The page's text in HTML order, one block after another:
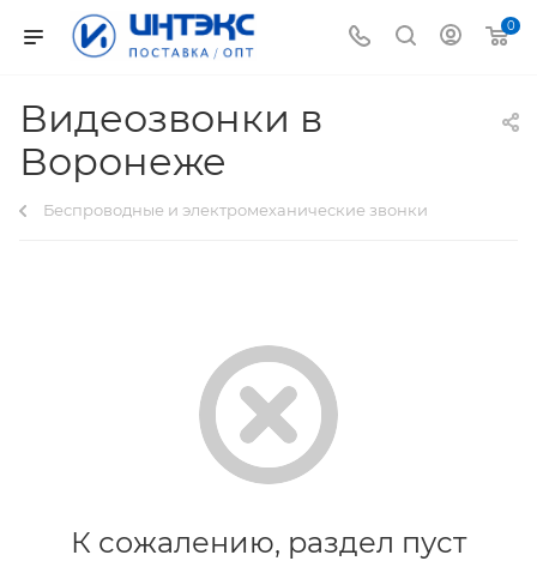
0
Видеозвонки в
Воронеже
Беспроводные и электромеханические звонки
К сожалению, раздел пуст